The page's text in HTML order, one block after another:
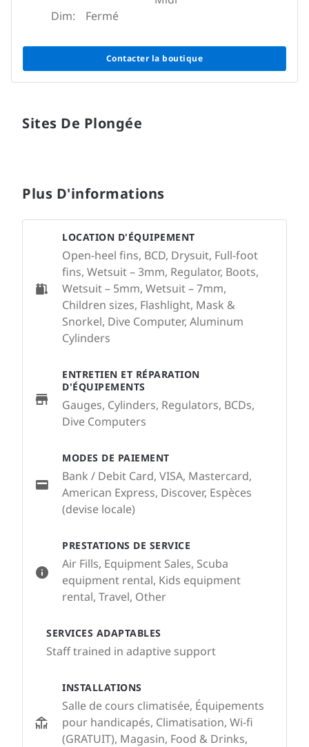
Dim:
Fermé
Contacter la boutique
Sites De Plongée
Plus D'informations
PRESTATIONS DE SERVICE
Air Fills, Equipment Sales, Scuba
equipment rental, Kids equipment
rental, Travel, Other
SERVICES ADAPTABLES
Staff trained in adaptive support
INSTALLATIONS
Salle de cours climatisée, Équipements
pour handicapés, Climatisation, Wi-fi
(GRATUIT), Magasin, Food & Drinks,
LOCATION D'ÉQUIPEMENT
Open-heel fins, BCD, Drysuit, Full-foot
fins, Wetsuit – 3mm, Regulator, Boots,
Wetsuit – 5mm, Wetsuit – 7mm,
Children sizes, Flashlight, Mask &
Snorkel, Dive Computer, Aluminum
Cylinders
ENTRETIEN ET RÉPARATION
D'ÉQUIPEMENTS
Gauges, Cylinders, Regulators, BCDs,
Dive Computers
MODES DE PAIEMENT
Bank / Debit Card, VISA, Mastercard,
American Express, Discover, Espèces
(devise locale)